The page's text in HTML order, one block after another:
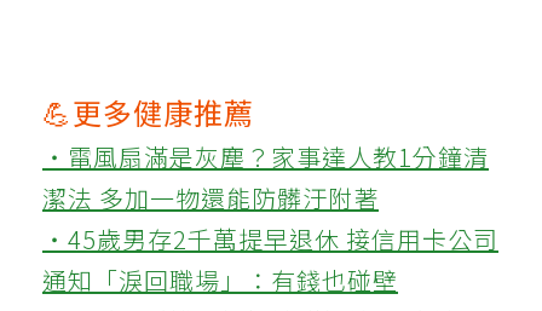
💪更多健康推薦
‧電風扇滿是灰塵？家事達人教1分鐘清
潔法 多加一物還能防髒汙附著
‧45歲男存2千萬提早退休 接信用卡公司
通知「淚回職場」：有錢也碰壁